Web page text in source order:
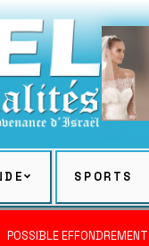
SPORTS
POSSIBLE